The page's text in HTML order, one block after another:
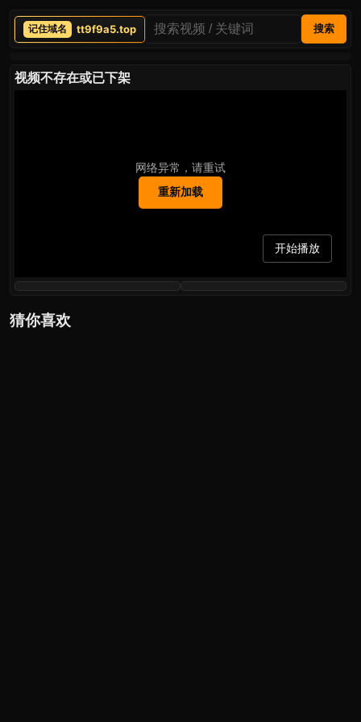
tt9f9a5.top 搜索
视频不存在或已下架
网络异常，请重试
重新加载
开始播放
猜你喜欢